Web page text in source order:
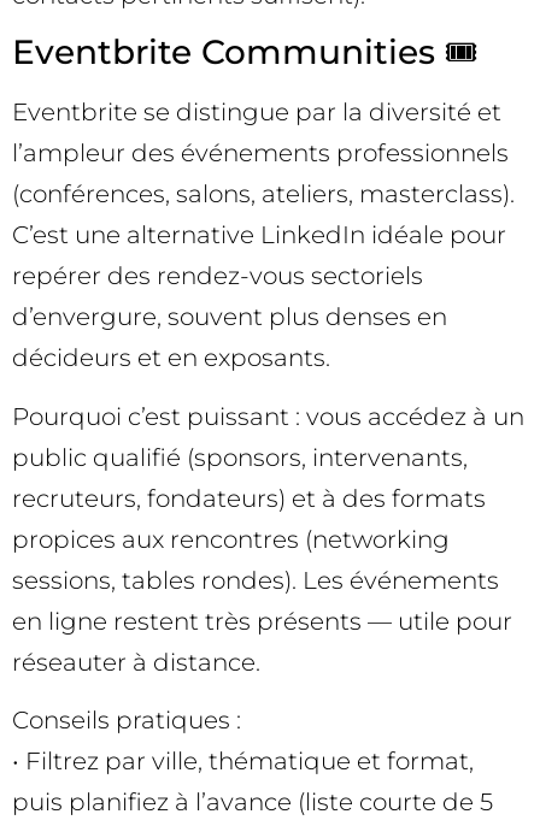
Eventbrite Communities 🎟️
Eventbrite se distingue par la diversité et
l’ampleur des événements professionnels
(conférences, salons, ateliers, masterclass).
C’est une alternative LinkedIn idéale pour
repérer des rendez-vous sectoriels
d’envergure, souvent plus denses en
décideurs et en exposants.
Pourquoi c’est puissant : vous accédez à un
public qualifié (sponsors, intervenants,
recruteurs, fondateurs) et à des formats
propices aux rencontres (networking
sessions, tables rondes). Les événements
en ligne restent très présents — utile pour
réseauter à distance.
Conseils pratiques :
• Filtrez par ville, thématique et format,
puis planifiez à l’avance (liste courte de 5